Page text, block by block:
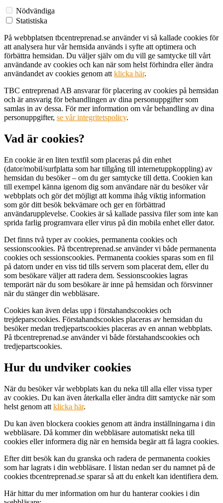
Nödvändiga
Statistiska
På webbplatsen tbcentreprenad.se använder vi så kallade cookies för
att analysera hur vår hemsida används i syfte att optimera och
förbättra hemsidan. Du väljer själv om du vill ge samtycke till vårt
användande av cookies och kan när som helst förhindra eller ändra
användandet av cookies genom att klicka här.
TBC entreprenad AB ansvarar för placering av cookies på hemsidan
och är ansvarig för behandlingen av dina personuppgifter som
samlas in av dessa. För mer information om vår behandling av dina
personuppgifter, se vår integritetspolicy.
Vad är cookies?
En cookie är en liten textfil som placeras på din enhet
(dator/mobil/surfplatta som har tillgång till internetuppkoppling) av
hemsidan du besöker – om du ger samtycke till detta. Cookien kan
till exempel känna igenom dig som användare när du besöker vår
webbplats och gör det möjligt att komma ihåg viktig information
som gör ditt besök bekvämare och ger en förbättrad
användarupplevelse. Cookies är så kallade passiva filer som inte kan
sprida farlig programvara eller virus på din mobila enhet eller dator.
Det finns två typer av cookies, permanenta cookies och
sessionscookies. På tbcentreprenad.se använder vi både permanenta
cookies och sessionscookies. Permanenta cookies sparas som en fil
på datorn under en viss tid tills servern som placerat dem, eller du
som besökare väljer att radera dem. Sessionscookies lagras
temporärt när du som besökare är inne på hemsidan och försvinner
när du stänger din webbläsare.
Cookies kan även delas upp i förstahandscookies och
trejdeparscookies. Förstahandscookies placeras av hemsidan du
besöker medan tredjepartscookies placeras av en annan webbplats.
På tbcentreprenad.se använder vi både förstahandscookies och
tredjepartscookies.
Hur du undviker cookies
När du besöker vår webbplats kan du neka till alla eller vissa typer
av cookies. Du kan även återkalla eller ändra ditt samtycke när som
helst genom att klicka här.
Du kan även blockera cookies genom att ändra inställningarna i din
webbläsare. Då kommer din webbläsare automatiskt neka till
cookies eller informera dig när en hemsida begär att få lagra cookies.
Efter ditt besök kan du granska och radera de permanenta cookies
som har lagrats i din webbläsare. I listan nedan ser du namnet på de
cookies tbcentreprenad.se sparar så att du enkelt kan identifiera dem.
Här hittar du mer information om hur du hanterar cookies i din